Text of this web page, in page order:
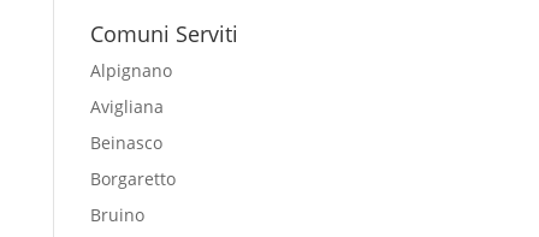
Comuni Serviti
Alpignano
Avigliana
Beinasco
Borgaretto
Bruino